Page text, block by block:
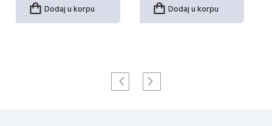
Dodaj u korpu Dodaj u korpu